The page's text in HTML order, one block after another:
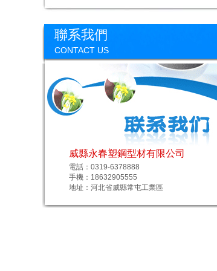
聯系我們
CONTACT US
威縣永春塑鋼型材有限公司
電話：0319-6378888
手機：18632905555
地址：河北省威縣常屯工業區